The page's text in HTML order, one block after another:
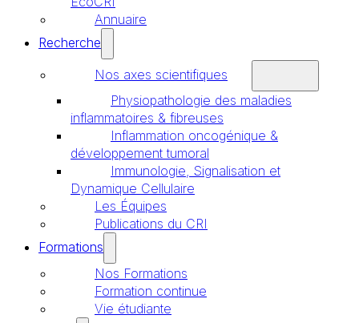
Annuaire
Recherche
Nos axes scientifiques
Physiopathologie des maladies
inflammatoires & fibreuses
Inflammation oncogénique &
développement tumoral
Immunologie, Signalisation et
Dynamique Cellulaire
Les Équipes
Publications du CRI
Formations
Nos Formations
Formation continue
Vie étudiante